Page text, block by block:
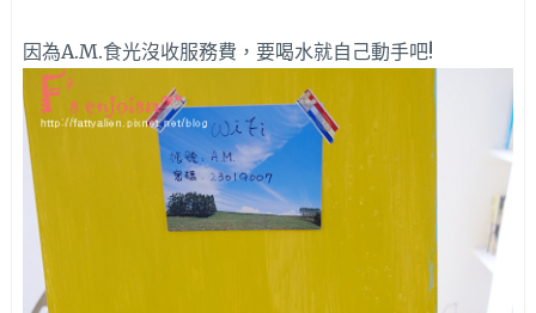
因為A.M.食光沒收服務費，要喝水就自己動手吧!